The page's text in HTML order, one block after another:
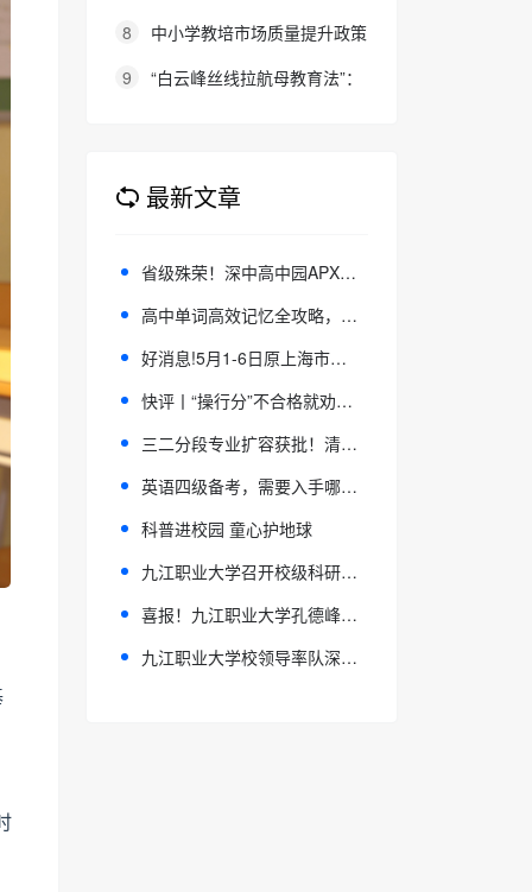
英语考务中心与大连金普新区华美
范学校
8
中小学教培市场质量提升政策
建议
9
“白云峰丝线拉航母教育法”：
最新文章
省级殊荣！深中高中园APX联赛入选全省体育育人优秀案例
高中单词高效记忆全攻略，全流程实用技巧分享
好消息!5月1-6日原上海市儿童医院张金凤教授、北京儿童医院张峰教授、重医大黄志教授亲临重庆天佑联合会诊
快评丨“操行分”不合格就劝学生转学？严格管理不能让教育变味
三二分段专业扩容获批！清远德圣职校全力打造优质“升学立交桥”
英语四级备考，需要入手哪些资料？
科普进校园 童心护地球
九江职业大学召开校级科研平台评审会
喜报！九江职业大学孔德峰老师作品成功入选首届 “人民美术・油画双年展”
九江职业大学校领导率队深入体育学院开展专项调研